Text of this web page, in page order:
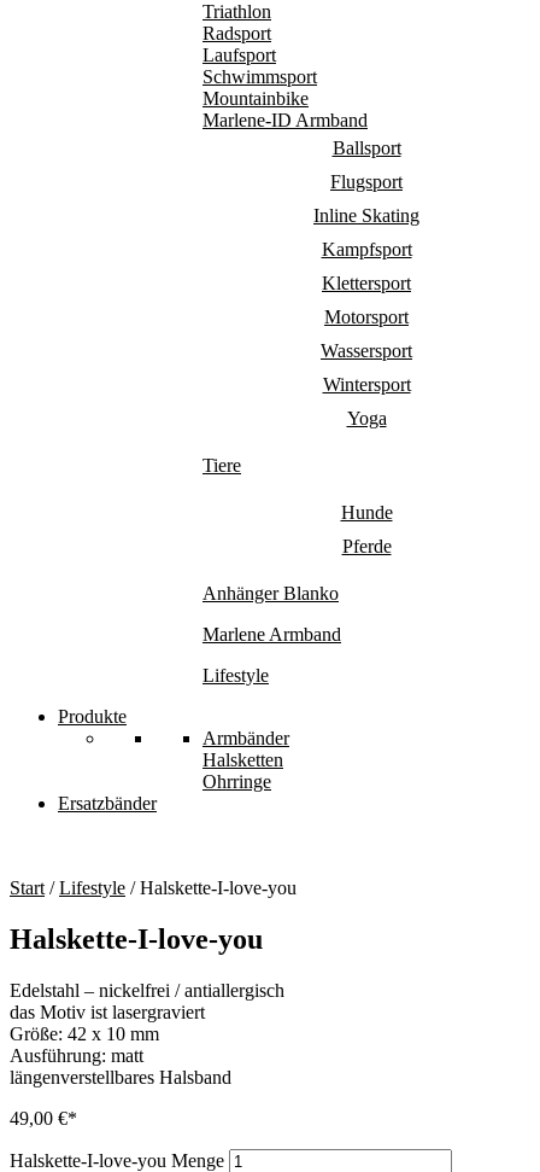
Triathlon
Radsport
Laufsport
Schwimmsport
Mountainbike
Marlene-ID Armband
Ballsport
Flugsport
Inline Skating
Kampfsport
Klettersport
Motorsport
Wassersport
Wintersport
Yoga
Tiere
Hunde
Pferde
Anhänger Blanko
Marlene Armband
Lifestyle
Produkte
Armbänder
Halsketten
Ohrringe
Ersatzbänder
Start /Lifestyle / Halskette-I-love-you
Halskette-I-love-you
Edelstahl – nickelfrei / antiallergisch
das Motiv ist lasergraviert
Größe: 42 x 10 mm
Ausführung: matt
längenverstellbares Halsband
49,00 €
Halskette-I-love-you Menge